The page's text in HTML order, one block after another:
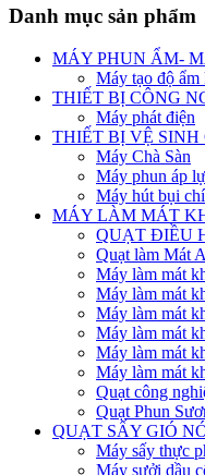
Danh mục sản phẩm
MÁY PHUN ẨM-
Máy tạo độ
THIẾT BỊ CÔNG
Máy phát điện
THIẾT BỊ VỆ SINH
Máy Chà Sàn
Máy phun áp
Máy hút bụi
MÁY LÀM MÁT
QUẠT ĐIỀU
Quạt làm Mát
Máy làm mát
Máy làm mát
Máy làm mát
Máy làm mát
Máy làm mát
Máy làm mát
Quạt công
Quạt Phun
QUẠT SẤY GIÓ
Máy sấy thực
Máy sưởi dầu